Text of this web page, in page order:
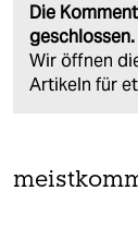
Die
geschlossen.
Wir öffnen
Artikeln für